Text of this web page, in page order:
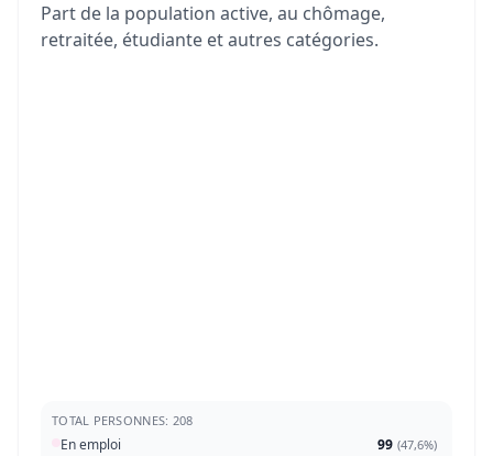
Part de la population active, au chômage,
retraitée, étudiante et autres catégories.
TOTAL PERSONNES: 208
En emploi 99 (47,6%)